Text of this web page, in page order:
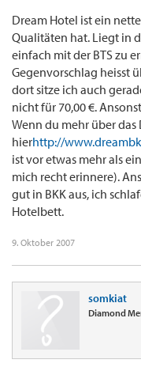
Dream Hotel ist ein
Qualitäten hat. Liegt in
einfach mit der BTS zu
Gegenvorschlag heisst
dort sitze ich auch
nicht für 70,00 €.
Wenn du mehr über
hierhttp://
ist vor etwas mehr als
mich recht erinnere).
gut in BKK aus, ich
Hotelbett.
9. Oktober 2007
somkiat
Diamond